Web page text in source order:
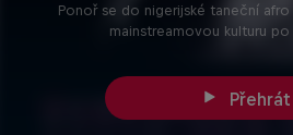
Ponoř se do nigerijské taneční afro
mainstreamovou kulturu
Přehrát